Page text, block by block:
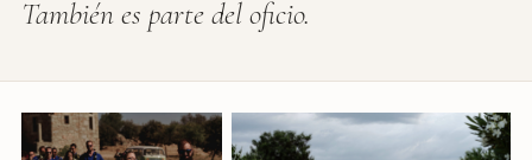
También es parte del oficio.